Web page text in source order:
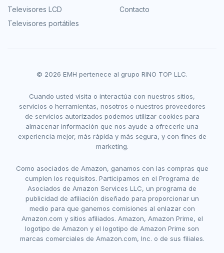
Televisores LCD
Televisores portátiles
Contacto
© 2026 EMH pertenece al grupo RINO TOP LLC.
Cuando usted visita o interactúa con nuestros sitios,
servicios o herramientas, nosotros o nuestros proveedores
de servicios autorizados podemos utilizar cookies para
almacenar información que nos ayude a ofrecerle una
experiencia mejor, más rápida y más segura, y con fines de
marketing.
Como asociados de Amazon, ganamos con las compras que
cumplen los requisitos. Participamos en el Programa de
Asociados de Amazon Services LLC, un programa de
publicidad de afiliación diseñado para proporcionar un
medio para que ganemos comisiones al enlazar con
Amazon.com y sitios afiliados. Amazon, Amazon Prime, el
logotipo de Amazon y el logotipo de Amazon Prime son
marcas comerciales de Amazon.com, Inc. o de sus filiales.